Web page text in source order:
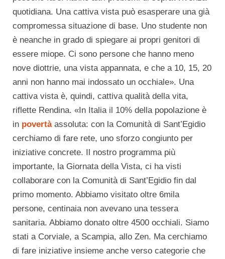
quotidiana. Una cattiva vista può esasperare una già
compromessa situazione di base. Uno studente non
è neanche in grado di spiegare ai propri genitori di
essere miope. Ci sono persone che hanno meno
nove diottrie, una vista appannata, e che a 10, 15, 20
anni non hanno mai indossato un occhiale». Una
cattiva vista è, quindi, cattiva qualità della vita,
riflette Rendina. «In Italia il 10% della popolazione è
in povertàassoluta: con la Comunità di Sant’Egidio
cerchiamo di fare rete, uno sforzo congiunto per
iniziative concrete. Il nostro programma più
importante, la Giornata della Vista, ci ha visti
collaborare con la Comunità di Sant’Egidio fin dal
primo momento. Abbiamo visitato oltre 6mila
persone, centinaia non avevano una tessera
sanitaria. Abbiamo donato oltre 4500 occhiali. Siamo
stati a Corviale, a Scampia, allo Zen. Ma cerchiamo
di fare iniziative insieme anche verso categorie che